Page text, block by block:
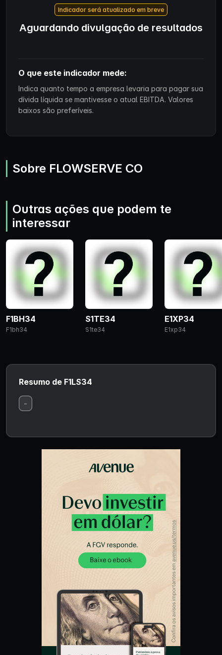
Indicador será atualizado em breve
Aguardando divulgação de resultados
O que este indicador mede:
Indica quanto tempo a empresa levaria para pagar sua
dívida líquida se mantivesse o atual EBITDA. Valores
baixos são preferíveis.
Sobre FLOWSERVE CO
Outras ações que podem te
interessar
F1BH34
F1bh34
S1TE34
S1te34
E1XP34
E1xp34
Resumo de F1LS34
-